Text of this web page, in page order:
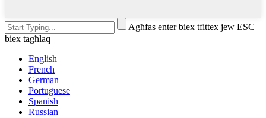
Agħfas enter biex tfittex jew ESC
biex tagħlaq
English
French
German
Portuguese
Spanish
Russian